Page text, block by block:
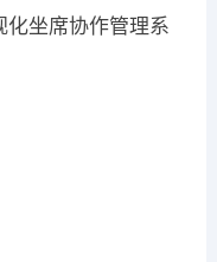
化坐席协作管理系